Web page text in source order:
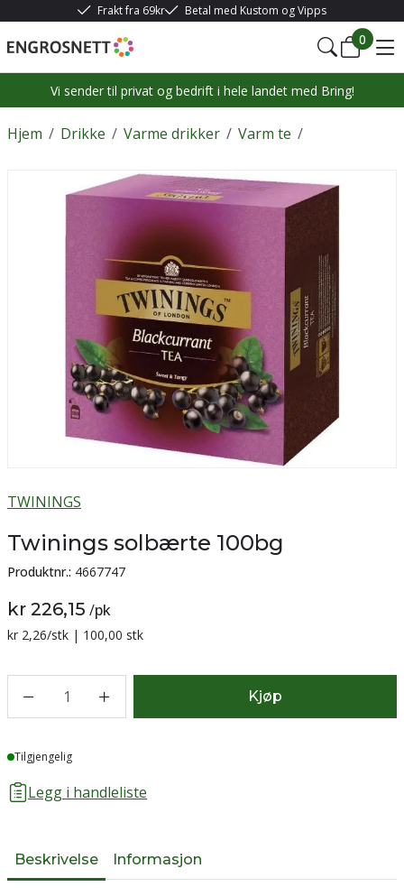
Frakt fra 69kr Betal med Kustom og Vipps
0
Vi sender til privat og bedrift i hele landet med Bring!
/
Hjem /
Drikke /
Varme drikker /
Varm te
TWININGS
Twinings solbærte 100bg
Produktnr.: 4667747
kr 226,15 /pk
Sammenligning pris:
kr 2,26/stk | 100,00 stk
1 Kjøp
Lager
Tilgjengelig
Legg i handleliste
Beskrivelse Informasjon